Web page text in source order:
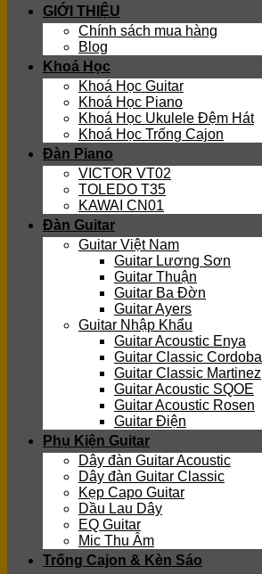
GIỚI THIỆU
Chính sách mua hàng
Blog
Khoá Học
Khoá Học Guitar
Khoá Học Piano
Khoá Học Ukulele Đệm Hát
Khoá Học Trống Cajon
Đàn Piano
VICTOR VT02
TOLEDO T35
KAWAI CN01
Đàn Guitar
Guitar Việt Nam
Guitar Lương Sơn
Guitar Thuận
Guitar Ba Đờn
Guitar Ayers
Guitar Nhập Khẩu
Guitar Acoustic Enya
Guitar Classic Cordoba
Guitar Classic Martinez
Guitar Acoustic SQOE
Guitar Acoustic Rosen
Guitar Điện
Phụ Kiện Guitar
Dây đàn Guitar Acoustic
Dây đàn Guitar Classic
Kẹp Capo Guitar
Dầu Lau Dây
EQ Guitar
Mic Thu Âm
Trống Cajon & Kèn Sáo